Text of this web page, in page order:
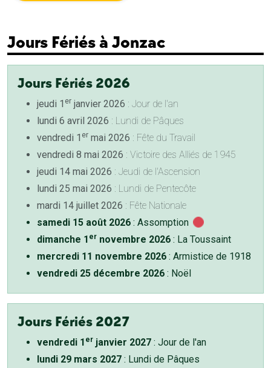
Jours Fériés à Jonzac
Jours Fériés 2026
jeudi 1 er janvier 2026 : Jour de l'an
lundi 6 avril 2026 : Lundi de Pâques
vendredi 1 er mai 2026 : Fête du Travail
vendredi 8 mai 2026 : Victoire des Alliés de 1945
jeudi 14 mai 2026 : Jeudi de l'Ascension
lundi 25 mai 2026 : Lundi de Pentecôte
mardi 14 juillet 2026 : Fête Nationale
samedi 15 août 2026 : Assomption
dimanche 1 er novembre 2026 : La Toussaint
mercredi 11 novembre 2026 : Armistice de 1918
vendredi 25 décembre 2026 : Noël
Jours Fériés 2027
vendredi 1 er janvier 2027 : Jour de l'an
lundi 29 mars 2027 : Lundi de Pâques